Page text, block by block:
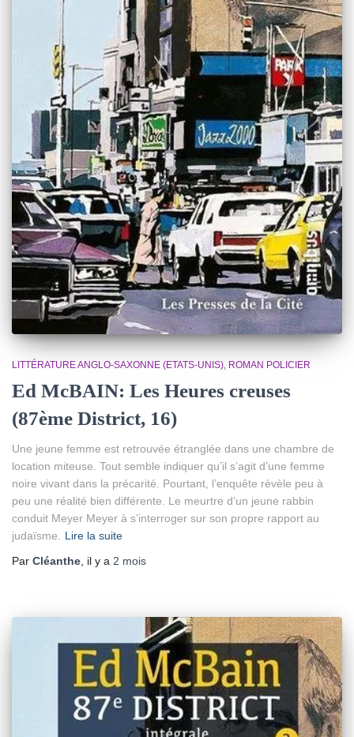
LITTÉRATURE ANGLO-SAXONNE (ETATS-UNIS) ROMAN POLICIER
Ed McBAIN: Les Heures creuses
(87ème District, 16)
Une jeune femme est retrouvée étranglée dans une chambre de
location miteuse. Tout semble indiquer qu’il s’agit d’une femme
noire vivant dans la précarité. Pourtant, l’enquête révèle peu à
peu une réalité bien différente. Le meurtre d’un jeune rabbin
conduit Meyer Meyer à s’interroger sur son propre rapport au
judaïsme.
Lire la suite
Par Cléanthe , il y a 2 mois